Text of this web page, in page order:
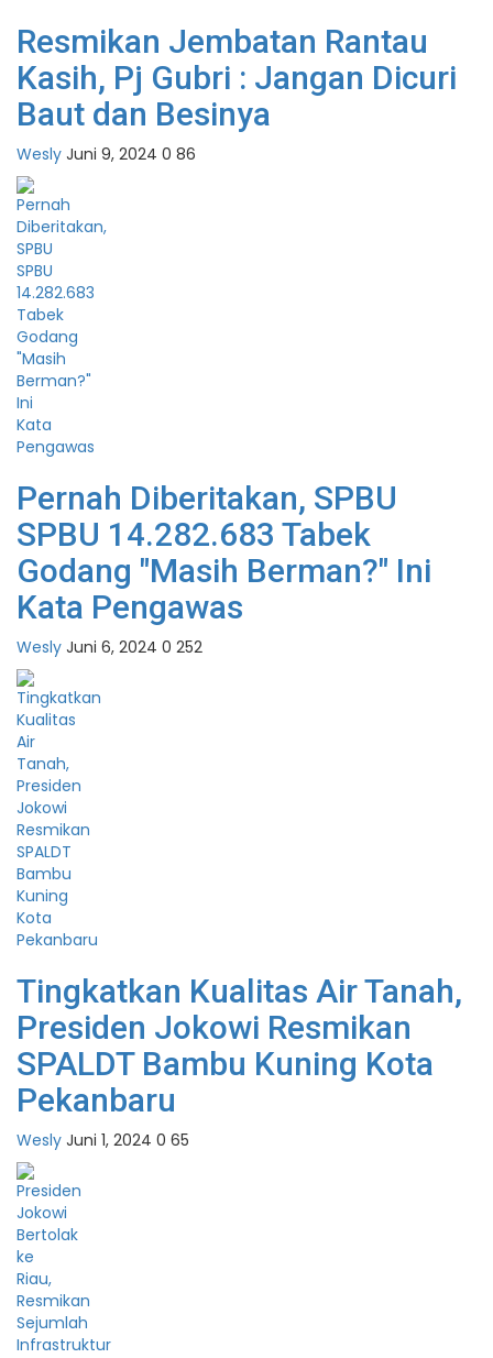
Resmikan Jembatan Rantau
Kasih, Pj Gubri : Jangan Dicuri
Baut dan Besinya
Wesly Juni 9, 2024 0 86
Pernah Diberitakan, SPBU
SPBU 14.282.683 Tabek
Godang "Masih Berman?" Ini
Kata Pengawas
Wesly Juni 6, 2024 0 252
Tingkatkan Kualitas Air Tanah,
Presiden Jokowi Resmikan
SPALDT Bambu Kuning Kota
Pekanbaru
Wesly Juni 1, 2024 0 65